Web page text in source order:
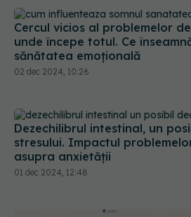
Cercul vicios al problemelor
unde începe totul. Ce
sănătatea emoțională
02 dec 2024, 10:26
Dezechilibrul intestinal, un
stresului. Impactul
asupra anxietății
01 dec 2024, 12:48